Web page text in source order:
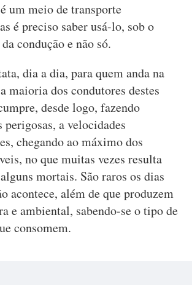
um meio de transporte
é preciso saber usá-lo, sob o
condução e não só.
dia a dia, para quem anda na
maioria dos condutores destes
desde logo, fazendo
perigosas, a velocidades
chegando ao máximo dos
no que muitas vezes resulta
mortais. São raros os dias
acontece, além de que produzem
e ambiental, sabendo-se o tipo de
consomem.